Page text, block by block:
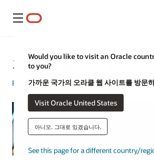
메뉴
Would you like to visit an Oracle
to you?
가까운 국가의 오라클 웹 사이트를 방문
Visit Oracle United States
아니오. 그대로 있겠습니다.
See this page for a different country/
자본 조달 관리란 무엇
Rick Bell| Senior Writer | 2024년 12월 10